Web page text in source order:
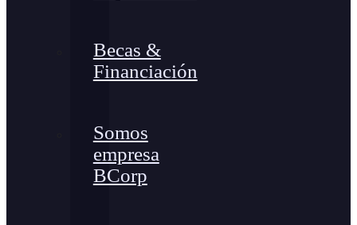
Becas &
Financiación
Somos
empresa
BCorp